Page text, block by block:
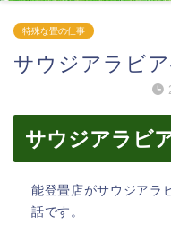
特殊な畳の仕事
サウジアラビ
サウジアラビ
能登畳店がサウジアラ
話です。